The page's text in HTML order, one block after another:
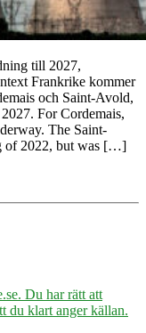
till 2027,
Frankrike kommer
och Saint-Avold,
For Cordemais,
The Saint-
of 2022, but was […]
Du har rätt att
du klart anger källan.